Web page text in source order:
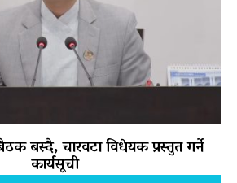
बस्दै, चारवटा विधेयक प्रस्तुत गर्ने
कार्यसूची